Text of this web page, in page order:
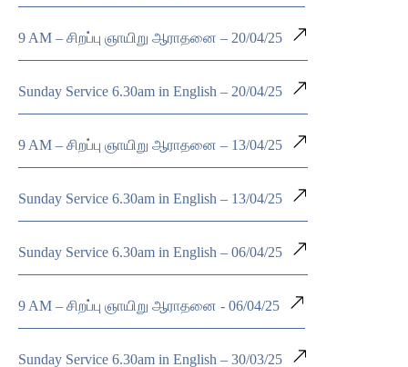
9 AM – சிறப்பு ஞாயிறு ஆராதனை – 20/04/25
Sunday Service 6.30am in English – 20/04/25
9 AM – சிறப்பு ஞாயிறு ஆராதனை – 13/04/25
Sunday Service 6.30am in English – 13/04/25
Sunday Service 6.30am in English – 06/04/25
9 AM – சிறப்பு ஞாயிறு ஆராதனை - 06/04/25
Sunday Service 6.30am in English – 30/03/25